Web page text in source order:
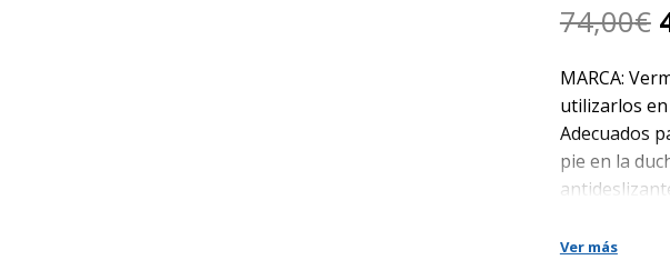
74,00€
MARCA:
utilizarlos
Adecuados
pie en la
Ver más